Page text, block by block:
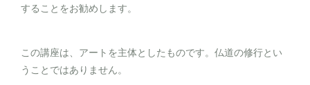
することをお勧めします。
この講座は、アートを主体としたものです。仏道の修行とい
うことではありません。